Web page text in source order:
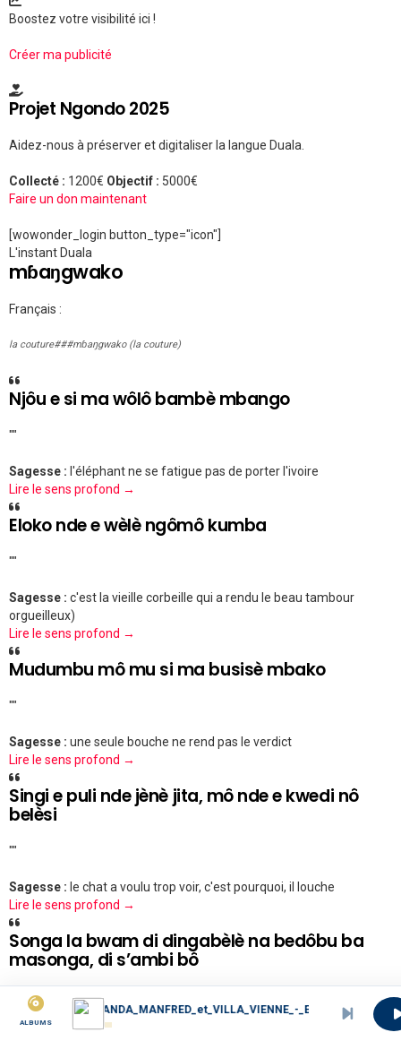
Boostez votre visibilité ici !
Créer ma publicité
Projet Ngondo 2025
Aidez-nous à préserver et digitaliser la langue Duala.
Collecté : 1200€ Objectif : 5000€
Faire un don maintenant
[wowonder_login button_type="icon"]
L'instant Duala
mɓaŋgwako
Français :
la couture###mɓaŋgwako (la couture)
Njôu e si ma wôlô bambè mbango
""
Sagesse : l'éléphant ne se fatigue pas de porter l'ivoire
Lire le sens profond →
Eloko nde e wèlè ngômô kumba
""
Sagesse : c'est la vieille corbeille qui a rendu le beau tambour
orgueilleux)
Lire le sens profond →
Mudumbu mô mu si ma busisè mbako
""
Sagesse : une seule bouche ne rend pas le verdict
Lire le sens profond →
Singi e puli nde jènè jita, mô nde e kwedi nô
belèsi
""
Sagesse : le chat a voulu trop voir, c'est pourquoi, il louche
Lire le sens profond →
Songa la bwam di dingabèlè na bedôbu ba
masonga, di s’ambi bô
la dent saine entourée de dents carriées ne tarde pas à
ALBUMS
EBANDA_MANFRED_et_VILLA_VIENNE_-_Esodi_Sodi_original_audio_1980.